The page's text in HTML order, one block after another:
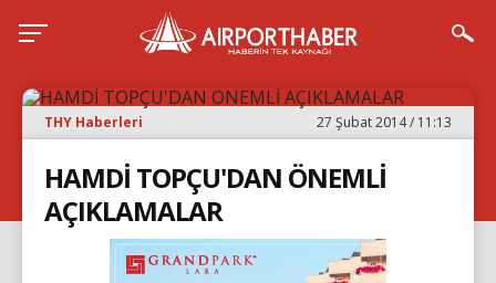
THY Haberleri 27 Şubat 2014 / 11:13
HAMDİ TOPÇU'DAN ÖNEMLİ
AÇIKLAMALAR